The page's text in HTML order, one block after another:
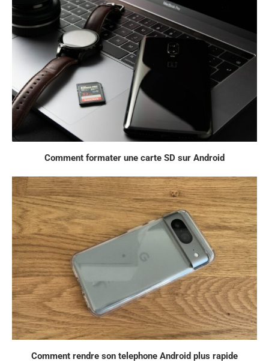
Comment formater une carte SD sur Android
Comment rendre son telephone Android plus rapide